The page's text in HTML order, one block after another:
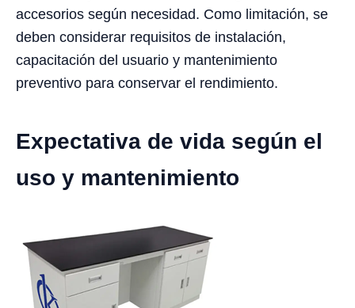
accesorios según necesidad. Como limitación, se
deben considerar requisitos de instalación,
capacitación del usuario y mantenimiento
preventivo para conservar el rendimiento.
Expectativa de vida según el
uso y mantenimiento